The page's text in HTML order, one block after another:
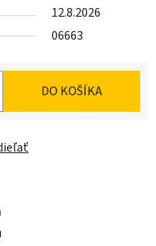
12.8.2026
06663
DO KOŠÍKA